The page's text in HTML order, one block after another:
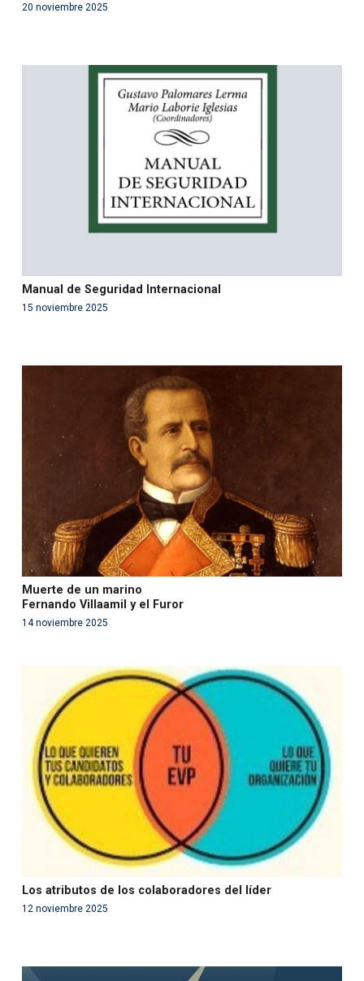
20 noviembre 2025
: Use of undefined constant php - assumed
'php' (this will throw an Error in a future version of PHP)
/var/www/acami.es/wp-
content/themes/fundcami/page-publicaciones.php
Manual de Seguridad Internacional
15 noviembre 2025
: Use of undefined constant php - assumed
'php' (this will throw an Error in a future version of PHP)
/var/www/acami.es/wp-
content/themes/fundcami/page-publicaciones.php
on line
Muerte de un marino
Fernando Villaamil y el Furor
14 noviembre 2025
Warning: Use of undefined constant php - assumed
'php' (this will throw an Error in a future version of PHP)
/var/www/acami.es/wp-
content/themes/fundcami/page-publicaciones.php
on line99
Los atributos de los colaboradores del líder
12 noviembre 2025